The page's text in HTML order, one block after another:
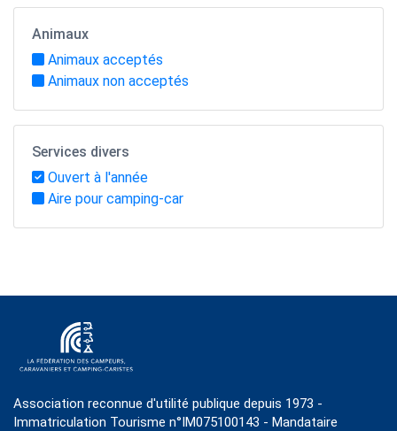
Animaux
Animaux acceptés
Animaux non acceptés
Services divers
Ouvert à l'année
Aire pour camping-car
Association reconnue d'utilité publique depuis 1973 -
Immatriculation Tourisme n°IM075100143 - Mandataire